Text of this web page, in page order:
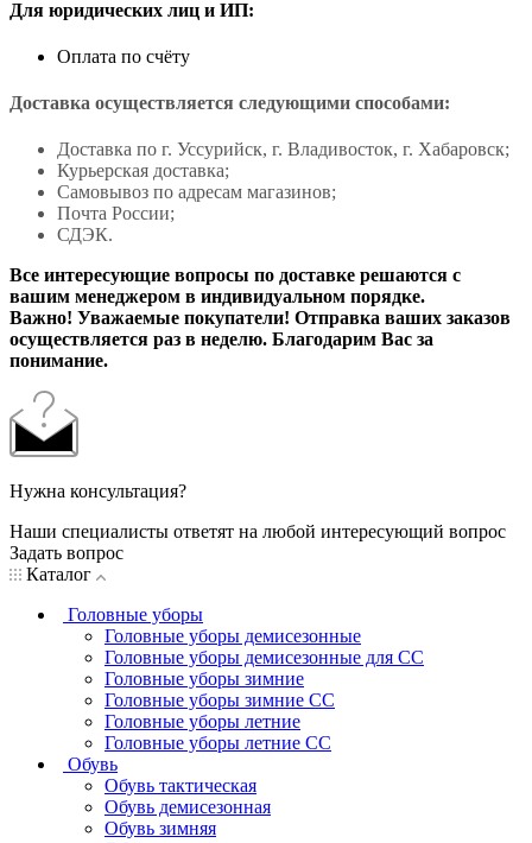
Для юридических лиц и ИП:
Оплата по счёту
Доставка осуществляется следующими способами:
Доставка по г. Уссурийск, г. Владивосток, г. Хабаровск;
Курьерская доставка;
Самовывоз по адресам магазинов;
Почта России;
СДЭК.
Все интересующие вопросы по доставке решаются с
вашим менеджером в индивидуальном порядке.
Важно! Уважаемые покупатели! Отправка ваших заказов
осуществляется раз в неделю. Благодарим Вас за
понимание.
Нужна консультация?
Наши специалисты ответят на любой интересующий вопрос
Задать вопрос
Каталог
Головные уборы
Головные уборы демисезонные
Головные уборы демисезонные для СС
Головные уборы зимние
Головные уборы зимние СС
Головные уборы летние
Головные уборы летние СС
Обувь
Обувь тактическая
Обувь демисезонная
Обувь зимняя